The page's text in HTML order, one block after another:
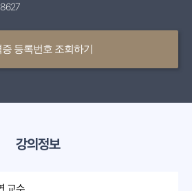
8627
증 등록번호 조회하기
강의정보
교수